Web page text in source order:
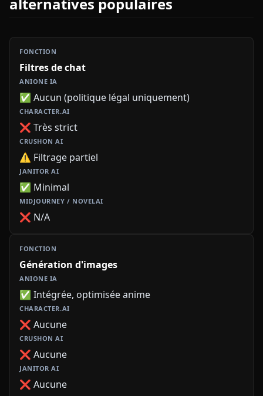
alternatives populaires
Filtres de chat
✅ Aucun (politique légal uniquement)
❌ Très strict
⚠️ Filtrage partiel
✅ Minimal
❌ N/A
Génération d'images
✅ Intégrée, optimisée anime
❌ Aucune
❌ Aucune
❌ Aucune